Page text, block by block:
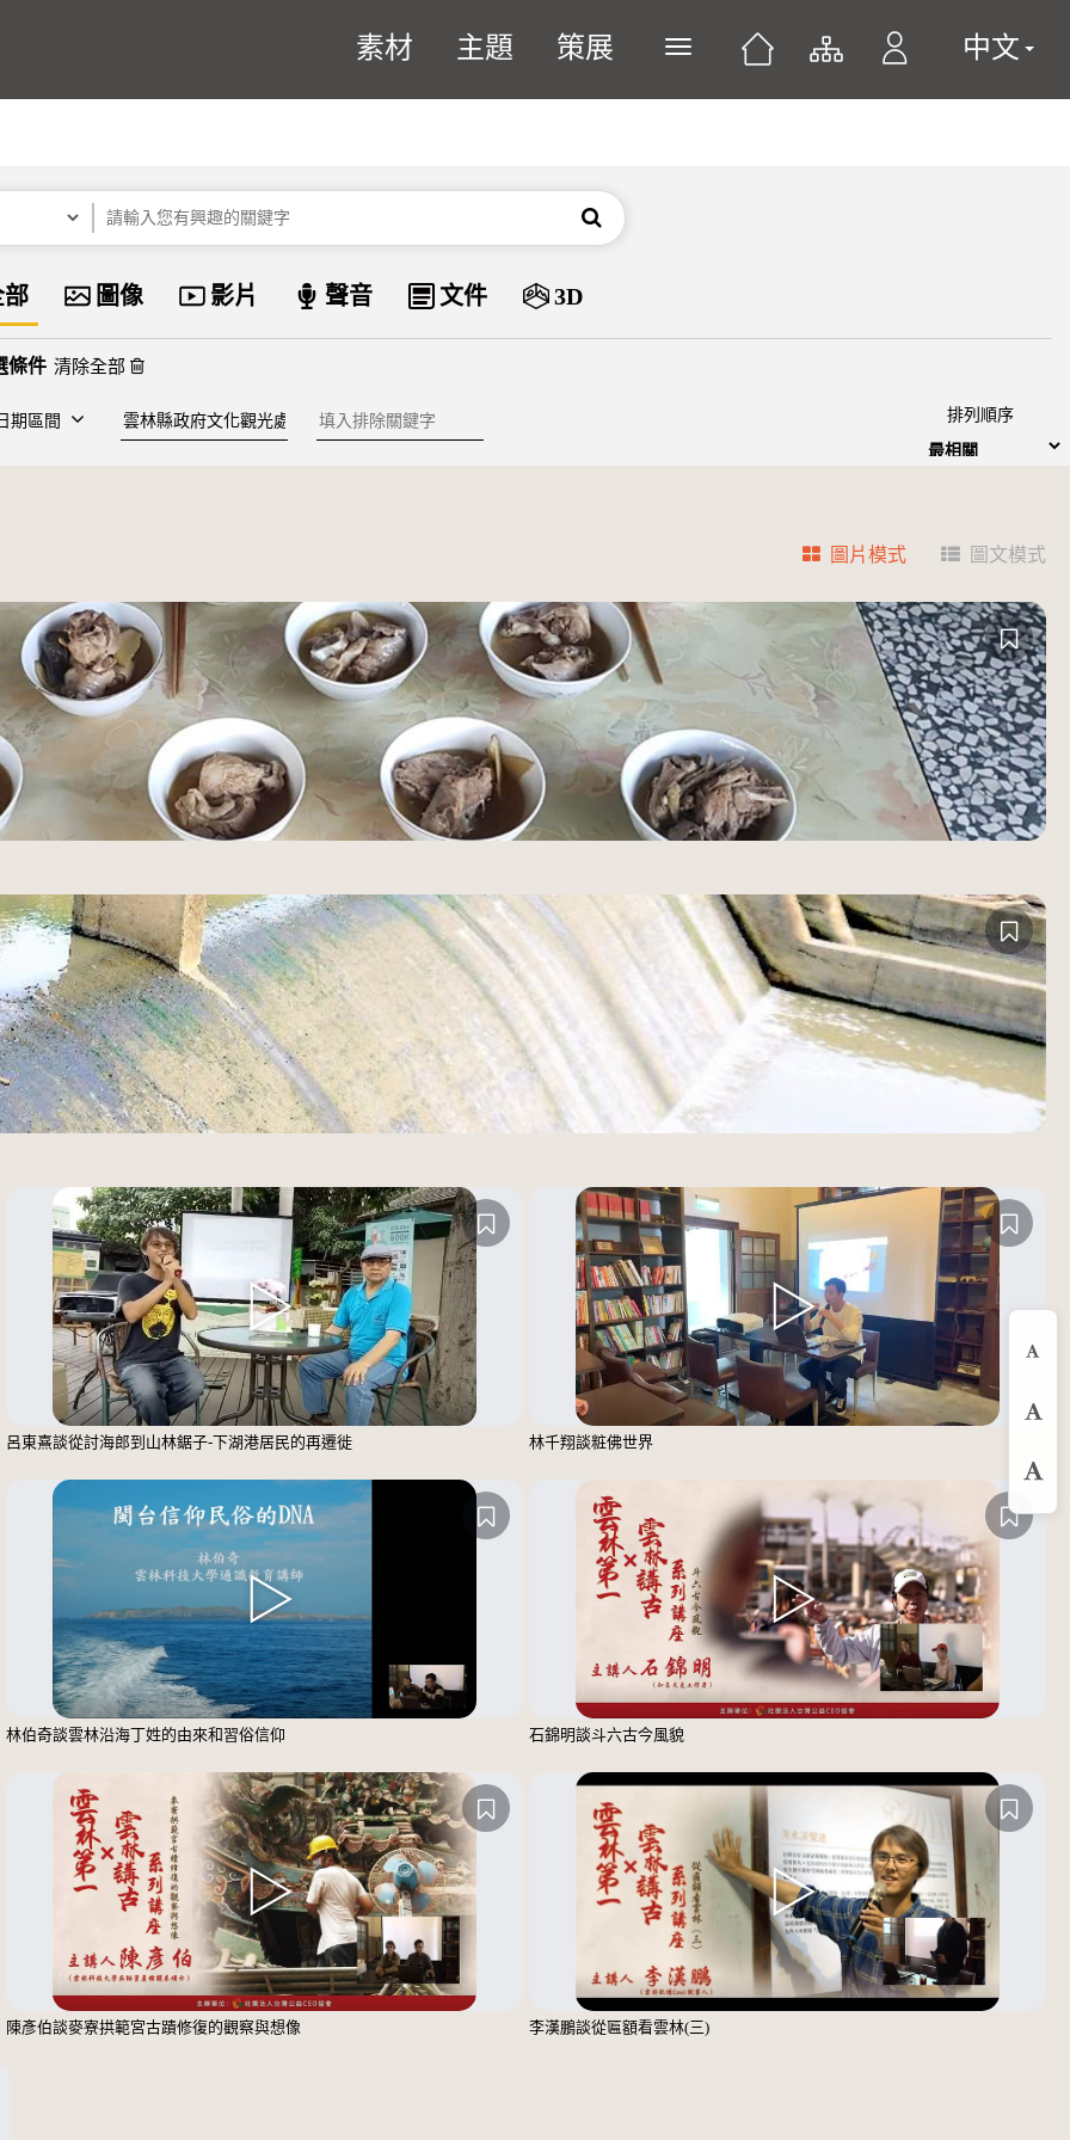
素材 主題 策展 展開或關閉主選單 中文
關鍵字 搜尋
資料類型
部 圖像 影片 聲音 文件 3D
清除全部
期區間 建檔單位 排除關鍵字 排列順序
圖片模式 圖文模式
呂東熹談從討海郎到山林鋸子-下湖港居民的再遷徙 林千翔談粧佛世界
林伯奇談雲林沿海丁姓的由來和習俗信仰 石錦明談斗六古今風貌
陳彥伯談麥寮拱範宮古蹟修復的觀察與想像 李漢鵬談從匾額看雲林(三)
放